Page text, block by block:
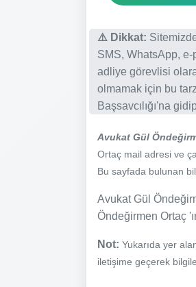
⚠️ Dikkat:
SMS, WhatsApp,
adliye görevlisi
olmamak için bu
Başsavcılığı'na
Avukat Gül
Ortaç mail adresi ve
Bu sayfada bulunan
Avukat Gül
Öndeğirmen Ortaç
Not: Yukarıda yer
iletişime geçerek